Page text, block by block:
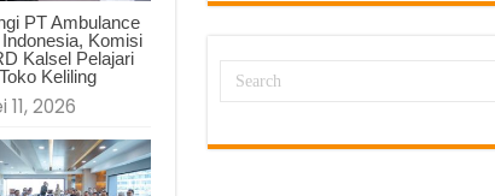
Championship
Piala
DKI
Jakarta
PT Ambulance
Komisi
Kalsel Pelajari
Keliling
11, 2026